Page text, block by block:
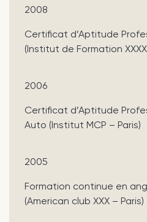
2008
Certificat d’Aptitude
(Institut de Formation
2006
Certificat d’Aptitude
Auto (Institut MCP – Paris)
2005
Formation continue en
(American club XXX – Paris)